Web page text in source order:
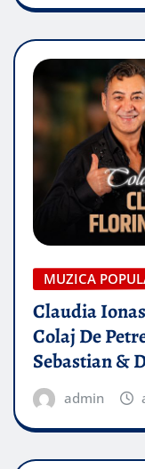
MUZICA
Claudia
Colaj De
Sebastian &
admin